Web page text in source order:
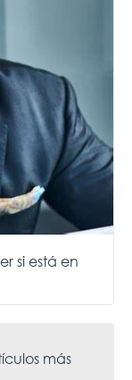
si está en
más